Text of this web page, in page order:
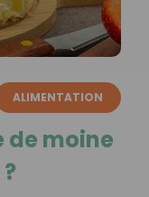
ALIMENTATION
de moine